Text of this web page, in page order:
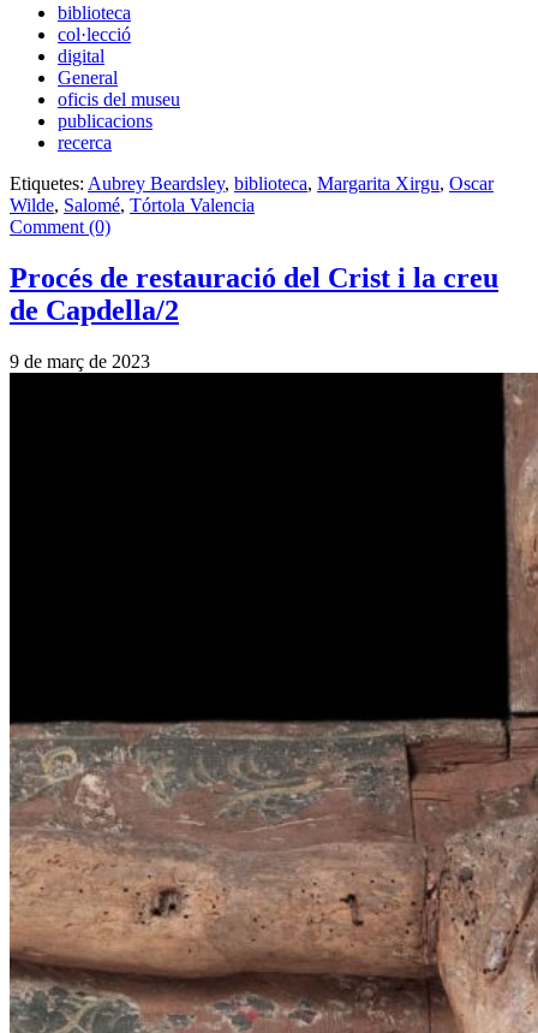
biblioteca
col·lecció
digital
General
oficis del museu
publicacions
recerca
Etiquetes: Aubrey Beardsley, biblioteca, Margarita Xirgu, Oscar
Wilde, Salomé, Tórtola Valencia
Comment (0)
Procés de restauració del Crist i la creu
de Capdella/2
9 de març de 2023